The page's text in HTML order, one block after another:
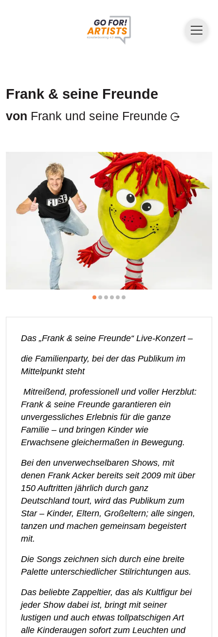
Frank & seine Freunde
von Frank und seine Freunde
Das „Frank & seine Freunde“ Live-Konzert –
die Familienparty, bei der das Publikum im
Mittelpunkt steht
Mitreißend, professionell und voller Herzblut:
Frank & seine Freunde garantieren ein
unvergessliches Erlebnis für die ganze
Familie – und bringen Kinder wie
Erwachsene gleichermaßen in Bewegung.
Bei den unverwechselbaren Shows, mit
denen Frank Acker bereits seit 2009 mit über
150 Auftritten jährlich durch ganz
Deutschland tourt, wird das Publikum zum
Star – Kinder, Eltern, Großeltern; alle singen,
tanzen und machen gemeinsam begeistert
mit.
Die Songs zeichnen sich durch eine breite
Palette unterschiedlicher Stilrichtungen aus.
Das beliebte Zappeltier, das als Kultfigur bei
jeder Show dabei ist, bringt mit seiner
lustigen und auch etwas tollpatschigen Art
alle Kinderaugen sofort zum Leuchten und